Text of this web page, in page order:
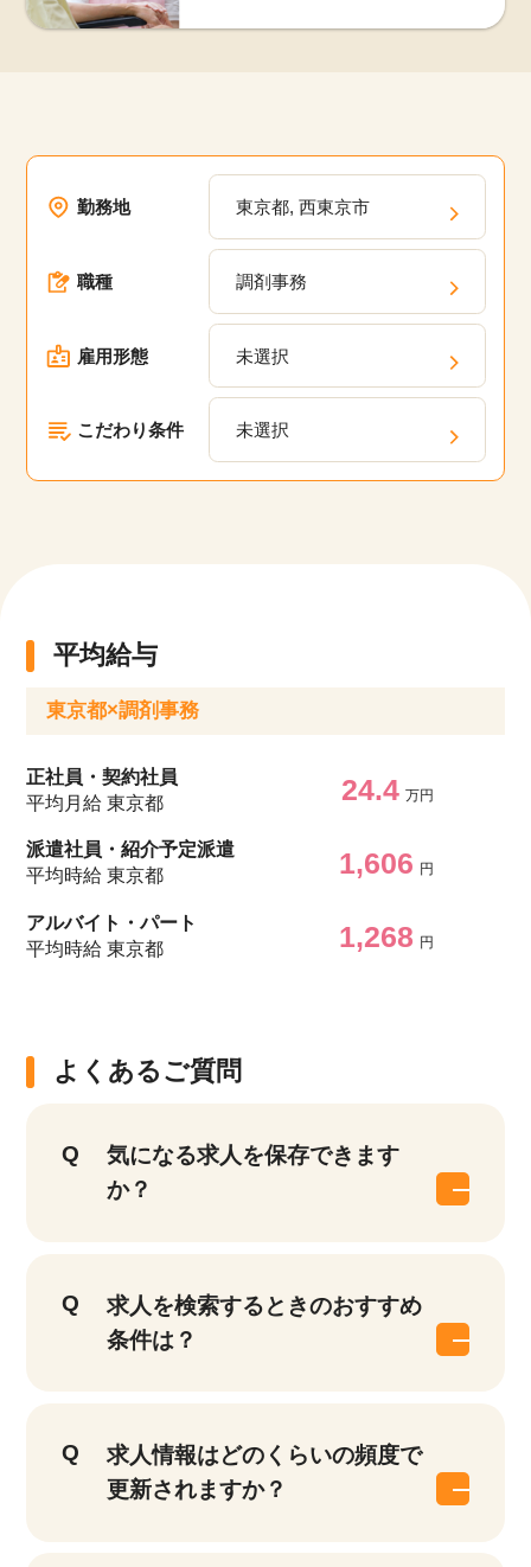
勤務地 東京都, 西東京市
職種 調剤事務
雇用形態 未選択
こだわり条件 未選択
平均給与
東京都×調剤事務
正社員・契約社員
平均月給 東京都
24.4 万円
派遣社員・紹介予定派遣
平均時給 東京都
1,606 円
アルバイト・パート
平均時給 東京都
1,268 円
よくあるご質問
気になる求人を保存できます
か？
求人を検索するときのおすすめ
条件は？
求人情報はどのくらいの頻度で
更新されますか？